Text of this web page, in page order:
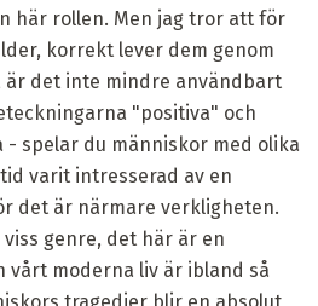
här rollen. Men jag tror att för
korrekt lever dem genom
är det inte mindre användbart
"positiva" och
spelar du människor med olika
varit intresserad av en
det är närmare verkligheten.
genre, det här är en
vårt moderna liv är ibland så